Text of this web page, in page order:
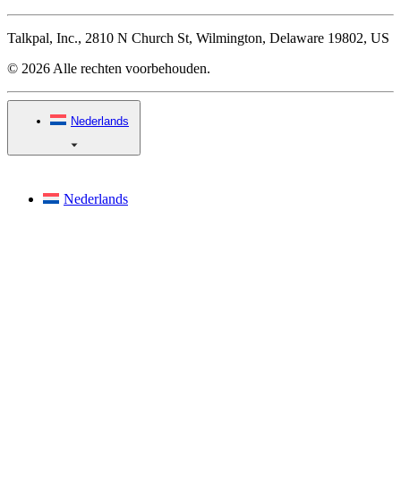
Talkpal, Inc., 2810 N Church St, Wilmington, Delaware 19802, US
© 2026 Alle rechten voorbehouden.
Nederlands
Nederlands